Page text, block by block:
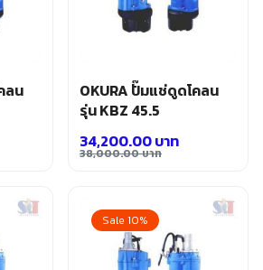
ลน
OKURA ปั๊มแช่ดูดโคลน
รุ่น KBZ 45.5
38,000.00บาท
was:
38,000.00 บาท.
34,200.00บาท
is:
34,200.00 บาท.
Sale 10%